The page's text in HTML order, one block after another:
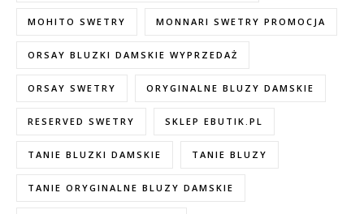
MOHITO SWETRY MONNARI SWETRY PROMOCJA
ORSAY BLUZKI DAMSKIE WYPRZEDAŻ
ORSAY SWETRY ORYGINALNE BLUZY DAMSKIE
RESERVED SWETRY SKLEP EBUTIK.PL
TANIE BLUZKI DAMSKIE TANIE BLUZY
TANIE ORYGINALNE BLUZY DAMSKIE